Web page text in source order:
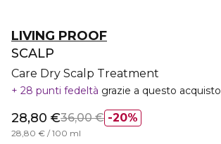
LIVING PROOF
SCALP
Care Dry Scalp Treatment
28 punti fedeltà grazie a questo acquisto
20%
28,80 €36,00 €
28,80 € / 100 ml